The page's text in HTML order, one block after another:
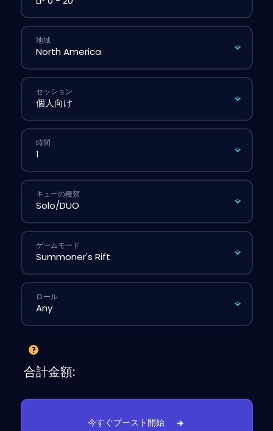
地域
セッション
時間
キューの種類
ゲームモード
ロール
合計金額:
今すぐブースト開始